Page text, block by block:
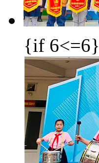
{if 6<=6}